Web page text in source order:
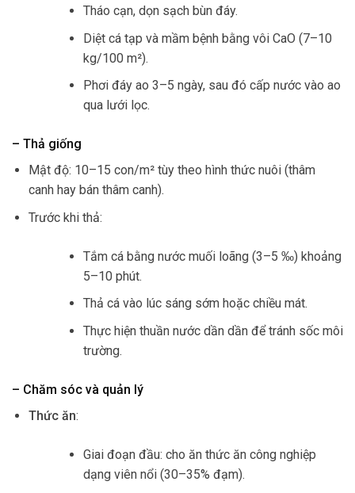
Tháo cạn, dọn sạch bùn đáy.
Diệt cá tạp và mầm bệnh bằng vôi CaO (7–10
kg/100 m²).
Phơi đáy ao 3–5 ngày, sau đó cấp nước vào ao
qua lưới lọc.
– Thả giống
Mật độ: 10–15 con/m² tùy theo hình thức nuôi (thâm
canh hay bán thâm canh).
Trước khi thả:
Tắm cá bằng nước muối loãng (3–5 ‰) khoảng
5–10 phút.
Thả cá vào lúc sáng sớm hoặc chiều mát.
Thực hiện thuần nước dần dần để tránh sốc môi
trường.
– Chăm sóc và quản lý
Thức ăn:
Giai đoạn đầu: cho ăn thức ăn công nghiệp
dạng viên nổi (30–35% đạm).